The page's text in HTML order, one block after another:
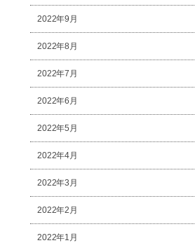
2022年9月
2022年8月
2022年7月
2022年6月
2022年5月
2022年4月
2022年3月
2022年2月
2022年1月